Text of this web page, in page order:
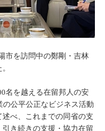
市を訪問中の鄭剛・吉林
名を越える在留邦人の安
公平公正なビジネス活動
べ、これまでの同省の支
き続きの支援・協力在留